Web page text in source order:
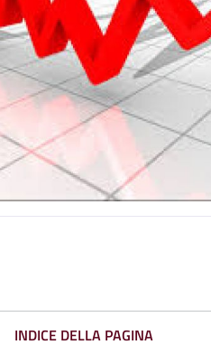
INDICE DELLA PAGINA